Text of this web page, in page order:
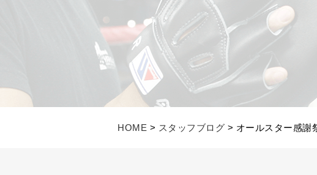
HOME > スタッフブログ > オールスター感謝